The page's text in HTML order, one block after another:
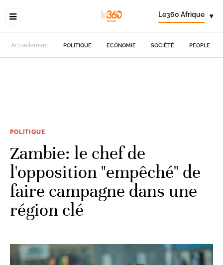
Le360 Afrique ▾
Actuellement POLITIQUE ECONOMIE SOCIÉTÉ PEOPLE
POLITIQUE
Zambie: le chef de
l'opposition "empêché" de
faire campagne dans une
région clé